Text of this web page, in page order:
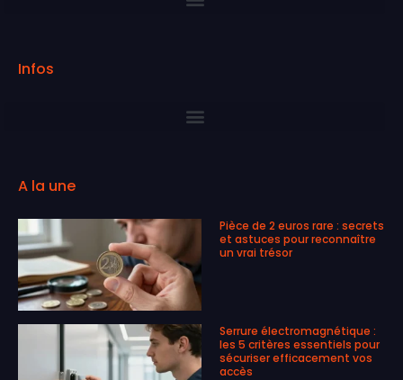
Infos
A la une
Pièce de 2 euros rare : secrets
et astuces pour reconnaître
un vrai trésor
Serrure électromagnétique :
les 5 critères essentiels pour
sécuriser efficacement vos
accès